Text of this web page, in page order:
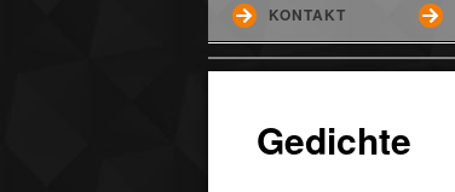
KONTAKT
Gedichte